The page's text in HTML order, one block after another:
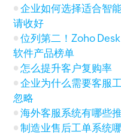
企业如何选择适合智
请收好
位列第二！Zoho
软件产品榜单
怎么提升客户复购率
企业为什么需要客服
忽略
海外客服系统有哪些
制造业售后工单系统